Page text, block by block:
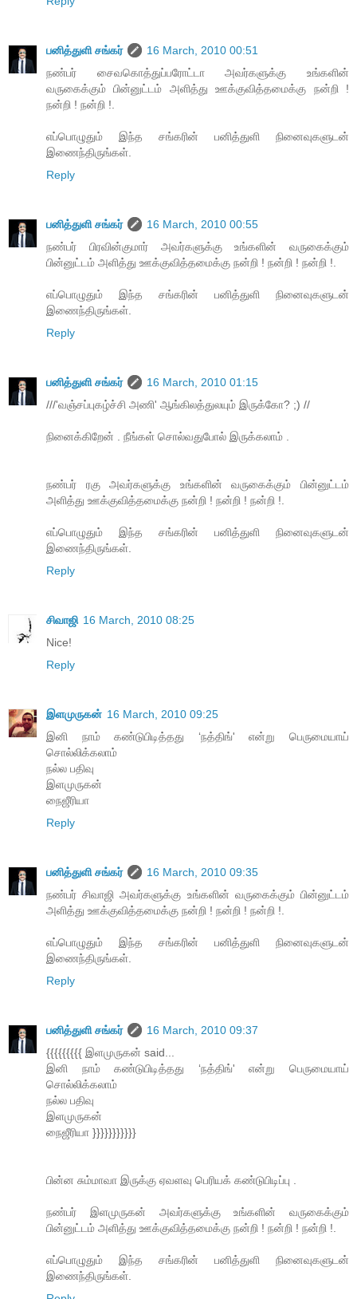
பனித்துளி சங்கர்
16 March, 2010 00:51
நண்பர் சைவகொத்துப்பரோட்டா அவர்களுக்கு உங்களின்
வருகைக்கும் பின்னுட்டம் அளித்து ஊக்குவித்தமைக்கு நன்றி !
நன்றி ! நன்றி !.
எப்பொழுதும் இந்த சங்கரின் பனித்துளி நினைவுகளுடன்
இணைந்திருங்கள்.
Reply
பனித்துளி சங்கர்
16 March, 2010 00:55
நண்பர் பிரவின்குமார் அவர்களுக்கு உங்களின் வருகைக்கும்
பின்னுட்டம் அளித்து ஊக்குவித்தமைக்கு நன்றி ! நன்றி ! நன்றி !.
எப்பொழுதும் இந்த சங்கரின் பனித்துளி நினைவுகளுடன்
இணைந்திருங்கள்.
Reply
பனித்துளி சங்கர்
16 March, 2010 01:15
///'வ‌ஞ்ச‌ப்புக‌ழ்ச்சி அணி' ஆங்கில‌த்துல‌யும் இருக்கோ? ;) //
நினைக்கிறேன் . நீங்கள் சொல்வதுபோல் இருக்கலாம் .
நண்பர் ர‌கு அவர்களுக்கு உங்களின் வருகைக்கும் பின்னுட்டம்
அளித்து ஊக்குவித்தமைக்கு நன்றி ! நன்றி ! நன்றி !.
எப்பொழுதும் இந்த சங்கரின் பனித்துளி நினைவுகளுடன்
இணைந்திருங்கள்.
Reply
சிவாஜி 16 March, 2010 08:25
Nice!
Reply
இளமுருகன் 16 March, 2010 09:25
இனி நாம் கண்டுபிடித்தது ‘நத்திங்' என்று பெருமையாய்
சொல்லிக்கலாம்
நல்ல பதிவு
இளமுருகன்
நைஜீரியா
Reply
பனித்துளி சங்கர்
16 March, 2010 09:35
நண்பர் சிவாஜி அவர்களுக்கு உங்களின் வருகைக்கும் பின்னுட்டம்
அளித்து ஊக்குவித்தமைக்கு நன்றி ! நன்றி ! நன்றி !.
எப்பொழுதும் இந்த சங்கரின் பனித்துளி நினைவுகளுடன்
இணைந்திருங்கள்.
Reply
பனித்துளி சங்கர்
16 March, 2010 09:37
{{{{{{{{{ இளமுருகன் said...
இனி நாம் கண்டுபிடித்தது ‘நத்திங்' என்று பெருமையாய்
சொல்லிக்கலாம்
நல்ல பதிவு
இளமுருகன்
நைஜீரியா }}}}}}}}}}}
பின்ன சும்மாவா இருக்கு ஏவளவு பெரியக் கண்டுபிடிப்பு .
நண்பர் இளமுருகன் அவர்களுக்கு உங்களின் வருகைக்கும்
பின்னுட்டம் அளித்து ஊக்குவித்தமைக்கு நன்றி ! நன்றி ! நன்றி !.
எப்பொழுதும் இந்த சங்கரின் பனித்துளி நினைவுகளுடன்
இணைந்திருங்கள்.